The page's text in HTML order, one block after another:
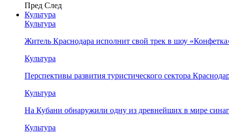
Пред След
Культура
Культура
Житель Краснодара исполнит свой трек в шоу
Культура
Перспективы развития туристического сектора
Культура
На Кубани обнаружили одну из древнейших в мире
Культура